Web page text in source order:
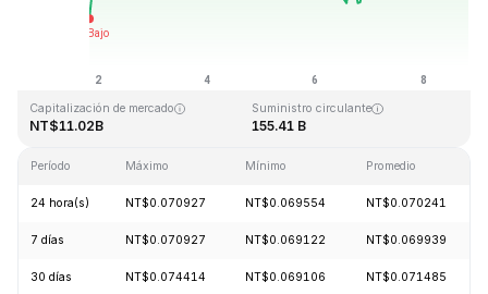
Última actualización: 2026-08-08, 19:27 GMT+0
NT$0.731578 NT$0.000087
Capitalización de mercado
NT$11.02B
Suministro circulante
155.41 B
Período Máximo Mínimo Promedio
24 hora(s) NT$0.070927 NT$0.069554 NT$0.070241
7 días NT$0.070927 NT$0.069122 NT$0.069939
30 días NT$0.074414 NT$0.069106 NT$0.071485